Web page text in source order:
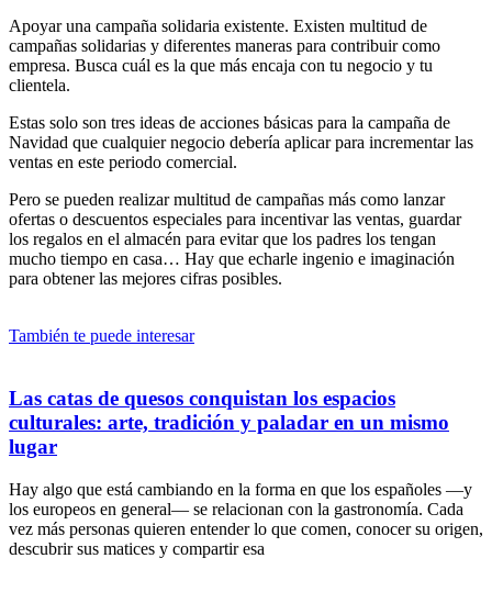
Apoyar una campaña solidaria existente. Existen multitud de
campañas solidarias y diferentes maneras para contribuir como
empresa. Busca cuál es la que más encaja con tu negocio y tu
clientela.
Estas solo son tres ideas de acciones básicas para la campaña de
Navidad que cualquier negocio debería aplicar para incrementar las
ventas en este periodo comercial.
Pero se pueden realizar multitud de campañas más como lanzar
ofertas o descuentos especiales para incentivar las ventas, guardar
los regalos en el almacén para evitar que los padres los tengan
mucho tiempo en casa… Hay que echarle ingenio e imaginación
para obtener las mejores cifras posibles.
También te puede interesar
Las catas de quesos conquistan los espacios
culturales: arte, tradición y paladar en un mismo
lugar
Hay algo que está cambiando en la forma en que los españoles —y
los europeos en general— se relacionan con la gastronomía. Cada
vez más personas quieren entender lo que comen, conocer su origen,
descubrir sus matices y compartir esa